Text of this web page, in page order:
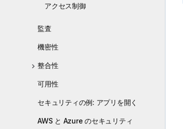
アクセス制御
監査
機密性
整合性
可用性
セキュリティの例: アプリを開く
AWS と Azure のセキュリティ